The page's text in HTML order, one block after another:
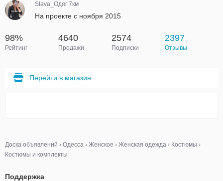
Slava_Одяг 7км
На проекте с ноября 2015
98%
Рейтинг
4640
Продажи
2574
Подписки
2397
Отзывы
Перейти в магазин
Доска объявлений › Одесса › Женское › Женская одежда › Костюмы ›
Костюмы и комплекты
Поддержка